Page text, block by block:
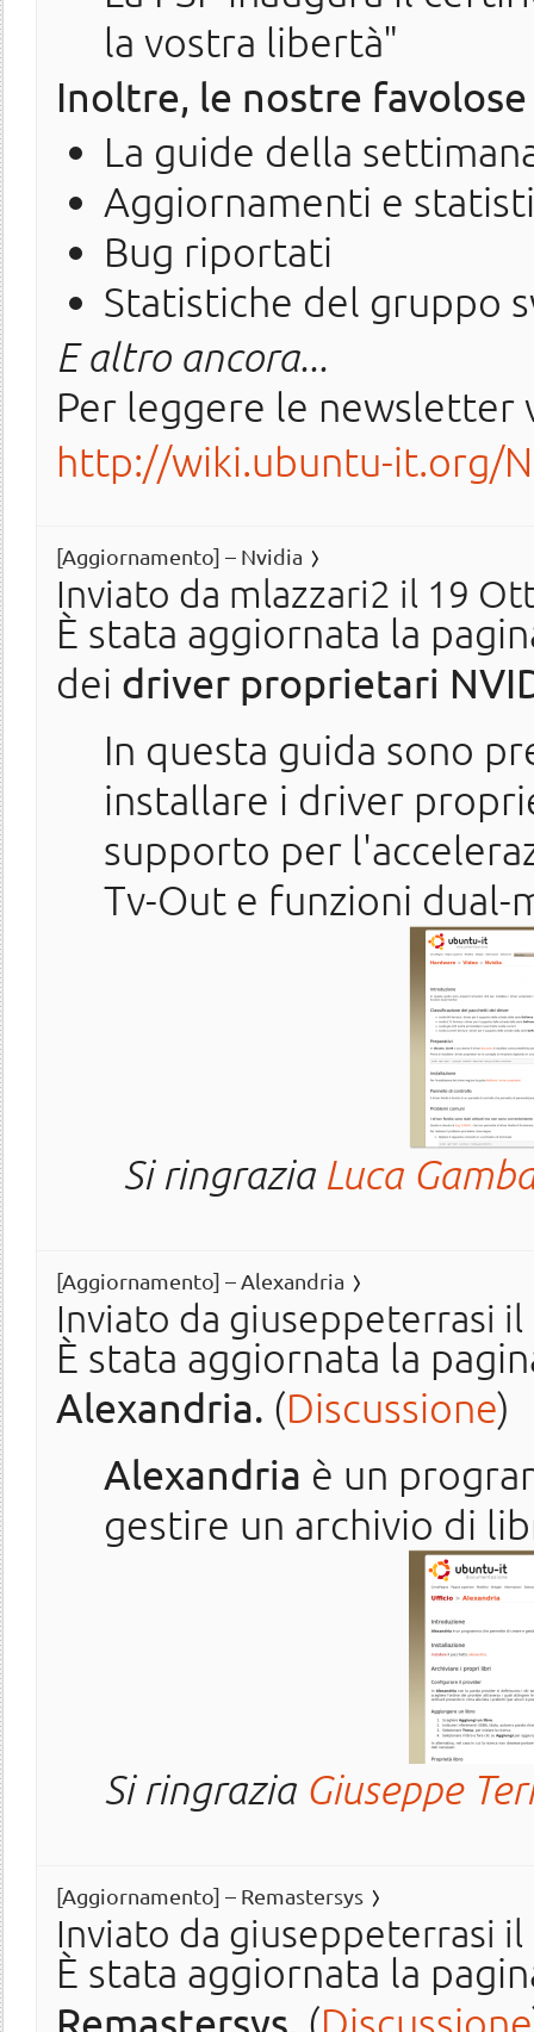
la vostra libertà"
Inoltre, le nostre
La guide della
Aggiornamenti e
Bug riportati
Statistiche del gruppo
E altro ancora...
Per leggere le newsletter
http://wiki.ubuntu-it.org/
[Aggiornamento] – Nvidia
Inviato da mlazzari2 il 19
È stata aggiornata la
dei driver proprietari
In questa guida sono
installare i driver
supporto per
Tv-Out e funzioni
Si ringrazia Luca
[Aggiornamento] – Alexandria
Inviato da giuseppeterrasi il
È stata aggiornata la
Alexandria. (Discussione)
Alexandria è un
gestire un archivio di
Si ringrazia Giuseppe
[Aggiornamento] – Remastersys
Inviato da giuseppeterrasi il
È stata aggiornata la
Remastersys. (Discussione